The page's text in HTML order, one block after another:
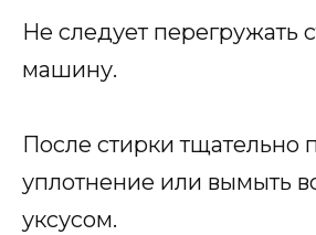
Не следует перегружать
машину.
После стирки тщательно
уплотнение или вымыть
уксусом.